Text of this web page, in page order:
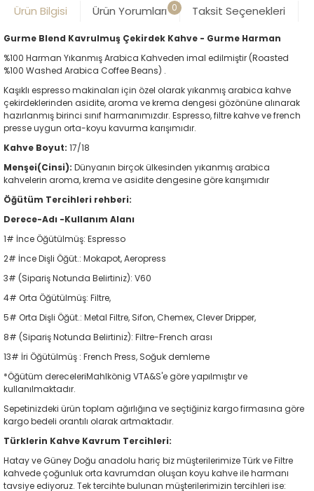
Ürün Bilgisi Ürün Yorumları 0 Taksit Seçenekleri
Gurme Blend Kavrulmuş Çekirdek Kahve - Gurme Harman
%100 Harman Yıkanmış Arabica Kahveden imal edilmiştir (Roasted
%100 Washed Arabica Coffee Beans) .
Kaşıklı espresso makinaları için özel olarak yıkanmış arabica kahve
çekirdeklerinden asidite, aroma ve krema dengesi gözönüne alınarak
hazırlanmış birinci sınıf harmanımızdır. Espresso, filtre kahve ve french
presse uygun orta-koyu kavurma karışımıdır.
Kahve Boyut: 17/18
Menşei(Cinsi): Dünyanın birçok ülkesinden yıkanmış arabica
kahvelerin aroma, krema ve asidite dengesine göre karışımıdır
Öğütüm Tercihleri rehberi:
Derece-Adı -Kullanım Alanı
1# İnce Öğütülmüş: Espresso
2# İnce Dişli Öğüt.: Mokapot, Aeropress
3# (Sipariş Notunda Belirtiniz): V60
4# Orta Öğütülmüş: Filtre,
5# Orta Dişli Öğüt.: Metal Filtre, Sifon, Chemex, Clever Dripper,
8# (Sipariş Notunda Belirtiniz): Filtre-French arası
13# İri Öğütülmüş : French Press, Soğuk demleme
*Öğütüm dereceleriMahlkönig VTA&S'e göre yapılmıştır ve
kullanılmaktadır.
Sepetinizdeki ürün toplam ağırlığına ve seçtiğiniz kargo firmasına göre
kargo bedeli orantılı olarak artmaktadır.
Türklerin Kahve Kavrum Tercihleri:
Hatay ve Güney Doğu anadolu hariç biz müşterilerimize Türk ve Filtre
kahvede çoğunluk orta kavrumdan oluşan koyu kahve ile harmanı
tavsiye ediyoruz. Tek tercihte bulunan müşterilerimizin tercihleri ise: